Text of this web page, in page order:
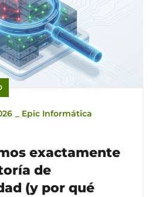
Epic Informática
exactamente
de
(y por qué